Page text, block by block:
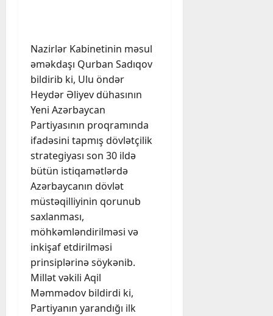
Nazirlər Kabinetinin məsul
əməkdaşı Qurban Sadıqov
bildirib ki, Ulu öndər
Heydər Əliyev dühasının
Yeni Azərbaycan
Partiyasının proqramında
ifadəsini tapmış dövlətçilik
strategiyası son 30 ildə
bütün istiqamətlərdə
Azərbaycanın dövlət
müstəqilliyinin qorunub
saxlanması,
möhkəmləndirilməsi və
inkişaf etdirilməsi
prinsiplərinə söykənib.
Millət vəkili Aqil
Məmmədov bildirdi ki,
Partiyanın yarandığı ilk